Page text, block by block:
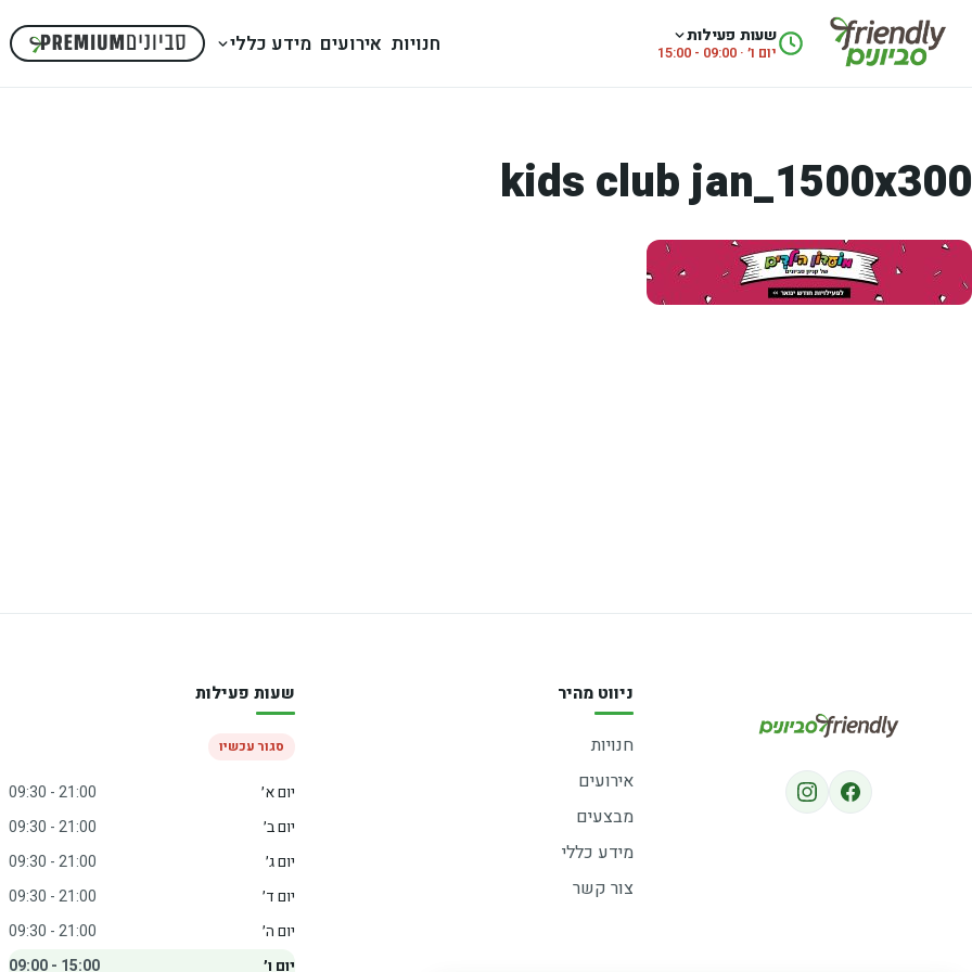
שעות פעילות
יום ו׳ · 09:00 - 15:00 חנויות אירועים מידע כללי
kids club jan_1500x300
ניווט מהיר
חנויות
אירועים
מבצעים
מידע כללי
צור קשר
שעות פעילות
סגור עכשיו
יום א׳
09:30 - 21:00
יום ב׳
09:30 - 21:00
יום ג׳
09:30 - 21:00
יום ד׳
09:30 - 21:00
יום ה׳
09:30 - 21:00
יום ו׳
09:00 - 15:00